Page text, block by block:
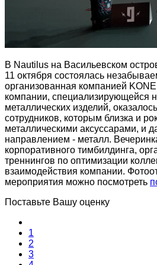
В Nautilus на Васильевском
11 октября состоялась
организованная компанией
компании, специализирующейся
металлических изделий,
сотрудников, которым близка и
металлическими аксуссарами, и
направлением - металл.
корпоративного тимбилдинга,
треннингов по оптимизации
взаимодействия компании.
мероприятия можно посмотреть
Поставьте Вашу оценку
1
2
3